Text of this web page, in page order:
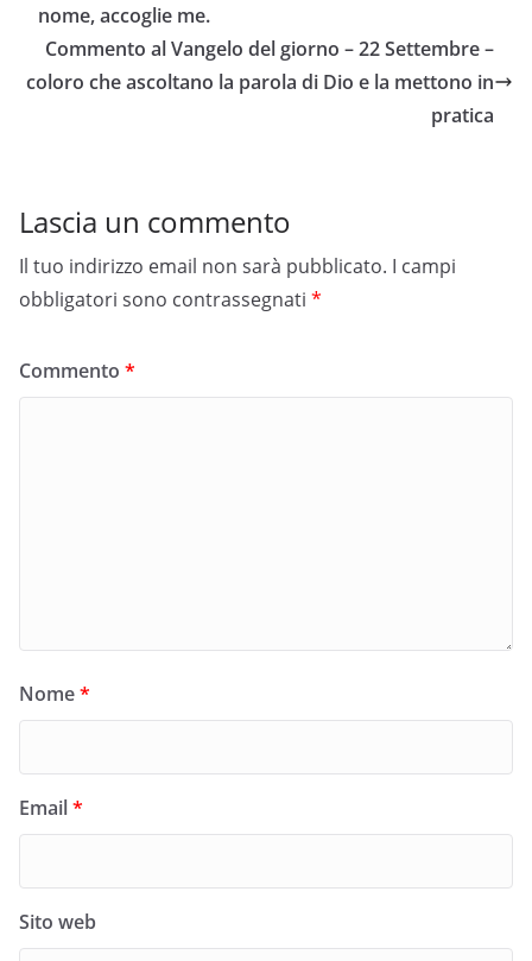
nome, accoglie me.
Commento al Vangelo del giorno – 22 Settembre –
coloro che ascoltano la parola di Dio e la mettono in
pratica
Lascia un commento
Il tuo indirizzo email non sarà pubblicato. I campi
obbligatori sono contrassegnati *
Commento *
Nome*
Email*
Sito web